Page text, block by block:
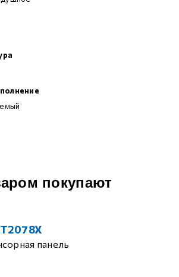
покупают
панель